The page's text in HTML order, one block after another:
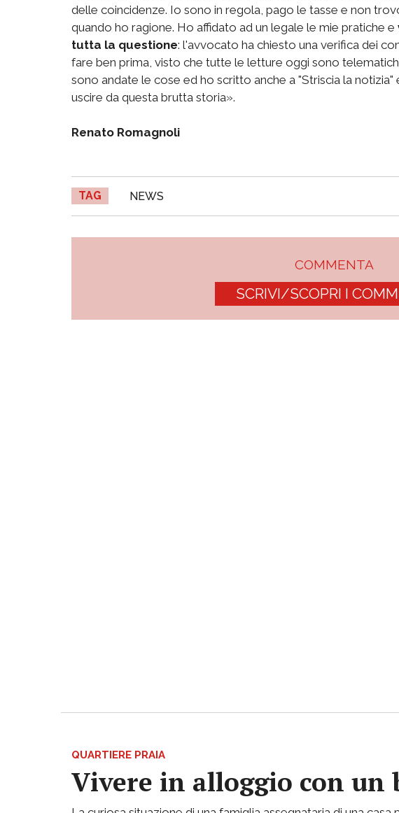
delle coincidenze. Io sono in regola, pago le tasse e non
quando ho ragione. Ho affidato ad un legale le mie pratiche e
tutta la questione: l'avvocato ha chiesto una verifica dei
fare ben prima, visto che tutte le letture oggi sono
sono andate le cose ed ho scritto anche a "Striscia la notizia"
uscire da questa brutta storia».
Renato Romagnoli
TAG NEWS
COMMENTA
SCRIVI/SCOPRI I
QUARTIERE PRAIA
Vivere in alloggio con un